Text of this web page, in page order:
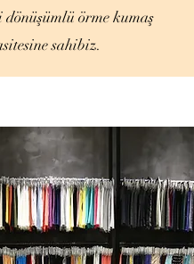
dönüşümlü örme kumaş
sahibiz.